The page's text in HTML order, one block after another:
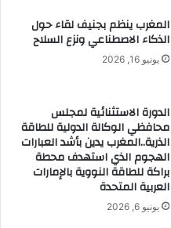
المغرب ينظم بجنيف لقاء حول
الذكاء الاصطناعي ونزع السلاح
يونيو 16, 2026
الدورة الاستثنائية لمجلس
محافظي الوكالة الدولية للطاقة
الذرية..المغرب يدين بأشد العبارات
الهجوم الذي استهدف محطة
براكة للطاقة النووية بالإمارات
العربية المتحدة
يونيو 6, 2026